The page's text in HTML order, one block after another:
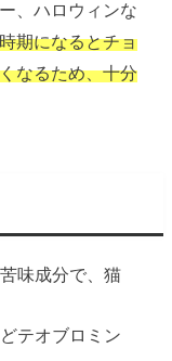
、ハロウィンな
期になるとチョ
なるため、十分
味成分で、猫
テオブロミン